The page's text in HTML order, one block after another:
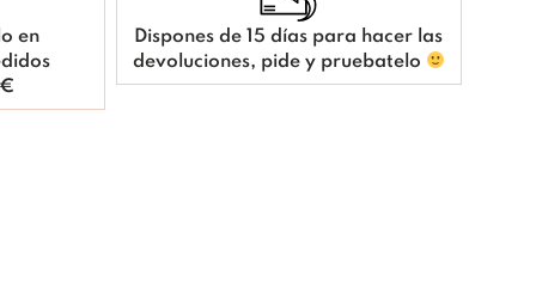
en
Dispones de 15 días para hacer las
devoluciones, pide y pruebatelo